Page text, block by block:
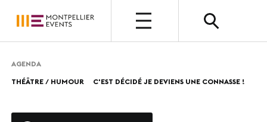
QUI SOMMES-NOUS ?
AGENDA
THÉÂTRE / HUMOUR
C'EST DÉCIDÉ JE DEVIENS UNE CONNASSE !